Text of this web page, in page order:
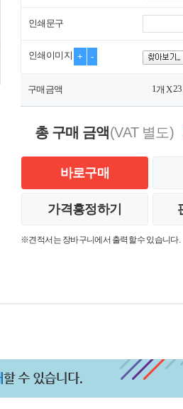
인쇄문구
인쇄이미지 + -
구매금액 1개 X
총 구매 금액(VAT 별도)
바로구매
가격흥정하기
※견적서는 장바구니에서 출력할 수 있습니다.